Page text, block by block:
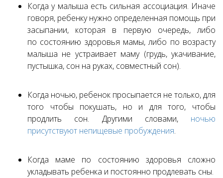
Когда у малыша есть сильная ассоциация. Иначе
говоря, ребенку нужно определенная помощь при
засыпании, которая в первую очередь, либо
по состоянию здоровья мамы, либо по возрасту
малыша не устраивает маму (грудь, укачивание,
пустышка, сон на руках, совместный сон).
Когда ночью, ребенок просыпается не только, для
того чтобы покушать, но и для того, чтобы
продлить сон. Другими словами, ночью
присутствуют непищевые пробуждения.
Когда маме по состоянию здоровья сложно
укладывать ребенка и постоянно продлевать сны.